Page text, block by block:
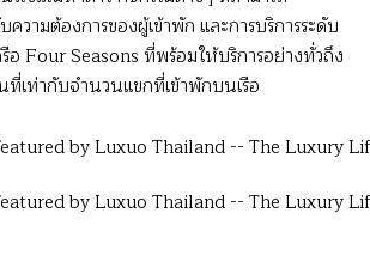
วามต้องการของผู้เข้าพัก และการบริการระดับ
รือ Four Seasons ที่พร้อมให้บริการอย่างทั่วถึง
เท่ากับจำนวนแขกที่เข้าพักบนเรือ